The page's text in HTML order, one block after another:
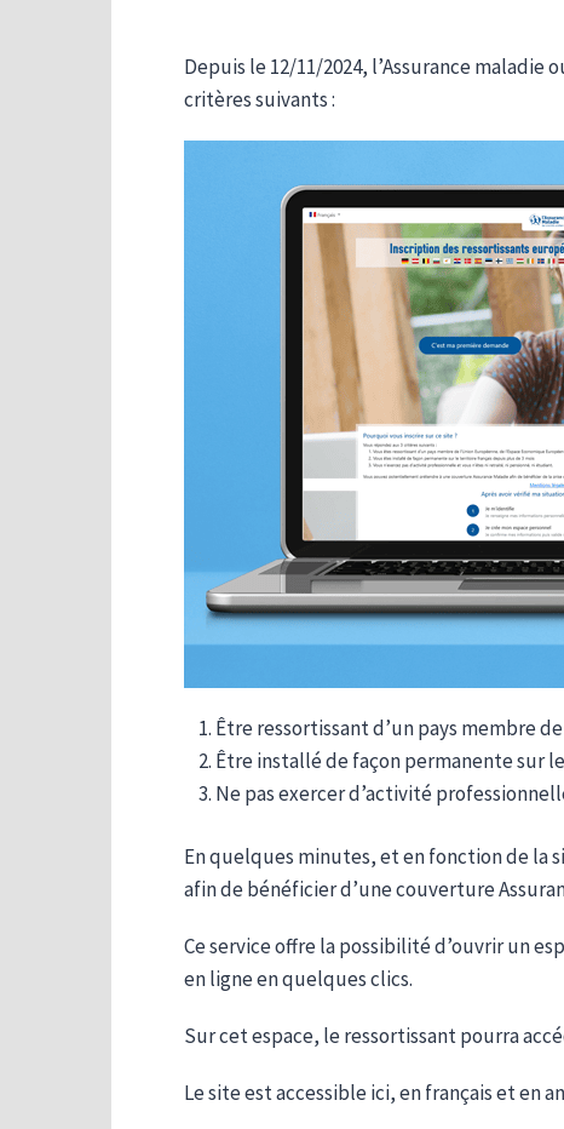
Depuis le 12/11/2024, l’Assurance
critères suivants :
Être ressortissant d’un pays membre
Être installé de façon permanente sur
Ne pas exercer d’activité
En quelques minutes, et en fonction de la
afin de bénéficier d’une couverture
Ce service offre la possibilité d’ouvrir un
en ligne en quelques clics.
Sur cet espace, le ressortissant pourra
Le site est accessible ici, en français et en